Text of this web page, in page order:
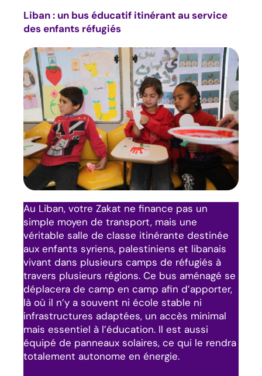
Liban : un bus éducatif itinérant au service
des enfants réfugiés
Au Liban, votre Zakat ne finance pas un
simple moyen de transport, mais une
véritable salle de classe itinérante destinée
aux enfants syriens, palestiniens et libanais
vivant dans plusieurs camps de réfugiés à
travers plusieurs régions. Ce bus aménagé se
déplacera de camp en camp afin d’apporter,
là où il n’y a souvent ni école stable ni
infrastructures adaptées, un accès minimal
mais essentiel à l’éducation. Il est aussi
équipé de panneaux solaires, ce qui le rendra
totalement autonome en énergie.